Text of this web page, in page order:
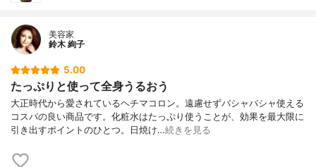
美容家
鈴木 絢子
5.00
たっぷりと使って全身うるおう
大正時代から愛されているヘチマコロン。遠慮せずバシャバシャ使える
コスパの良い商品です。化粧水はたっぷり使うことが、効果を最大限に
引き出すポイントのひとつ。日焼け…続きを見る